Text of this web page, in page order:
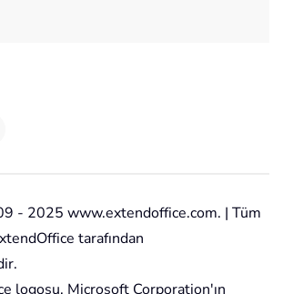
- 2025 www.extendoffice.com. | Tüm
tarafından
logosu, Microsoft Corporation'ın